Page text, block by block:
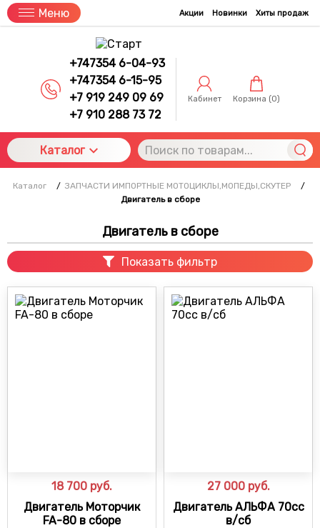
Меню Акции Новинки Хиты продаж
+747354 6-04-93
+747354 6-15-95
+7 919 249 09 69
+7 910 288 73 72
Кабинет Корзина (0)
Каталог
Каталог / ЗАПЧАСТИ ИМПОРТНЫЕ МОТОЦИКЛЫ,МОПЕДЫ,СКУТЕР
/
Двигатель в сборе
Двигатель в сборе
Показать фильтр
18 700 руб.
Двигатель Моторчик
FA-80 в сборе
27 000 руб.
Двигатель АЛЬФА 70сс
в/сб